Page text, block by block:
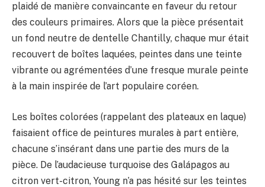
plaidé de manière convaincante en faveur du retour
des couleurs primaires. Alors que la pièce présentait
un fond neutre de dentelle Chantilly, chaque mur était
recouvert de boîtes laquées, peintes dans une teinte
vibrante ou agrémentées d’une fresque murale peinte
à la main inspirée de l’art populaire coréen.
Les boîtes colorées (rappelant des plateaux en laque)
faisaient office de peintures murales à part entière,
chacune s’insérant dans une partie des murs de la
pièce. De l’audacieuse turquoise des Galápagos au
citron vert-citron, Young n’a pas hésité sur les teintes